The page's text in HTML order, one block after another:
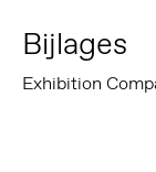
Bijlages
Exhibition